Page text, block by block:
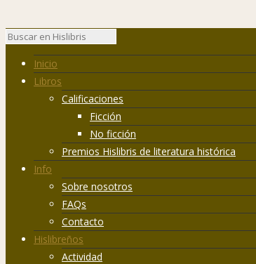
Inicio
Libros
Calificaciones
Ficción
No ficción
Premios Hislibris de literatura histórica
Info
Sobre nosotros
FAQs
Contacto
Hislibreños
Actividad